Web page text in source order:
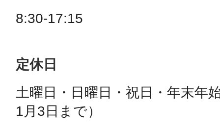
8:30-17:15
定休日
土曜日・日曜日・祝日・年末年
1月3日まで）